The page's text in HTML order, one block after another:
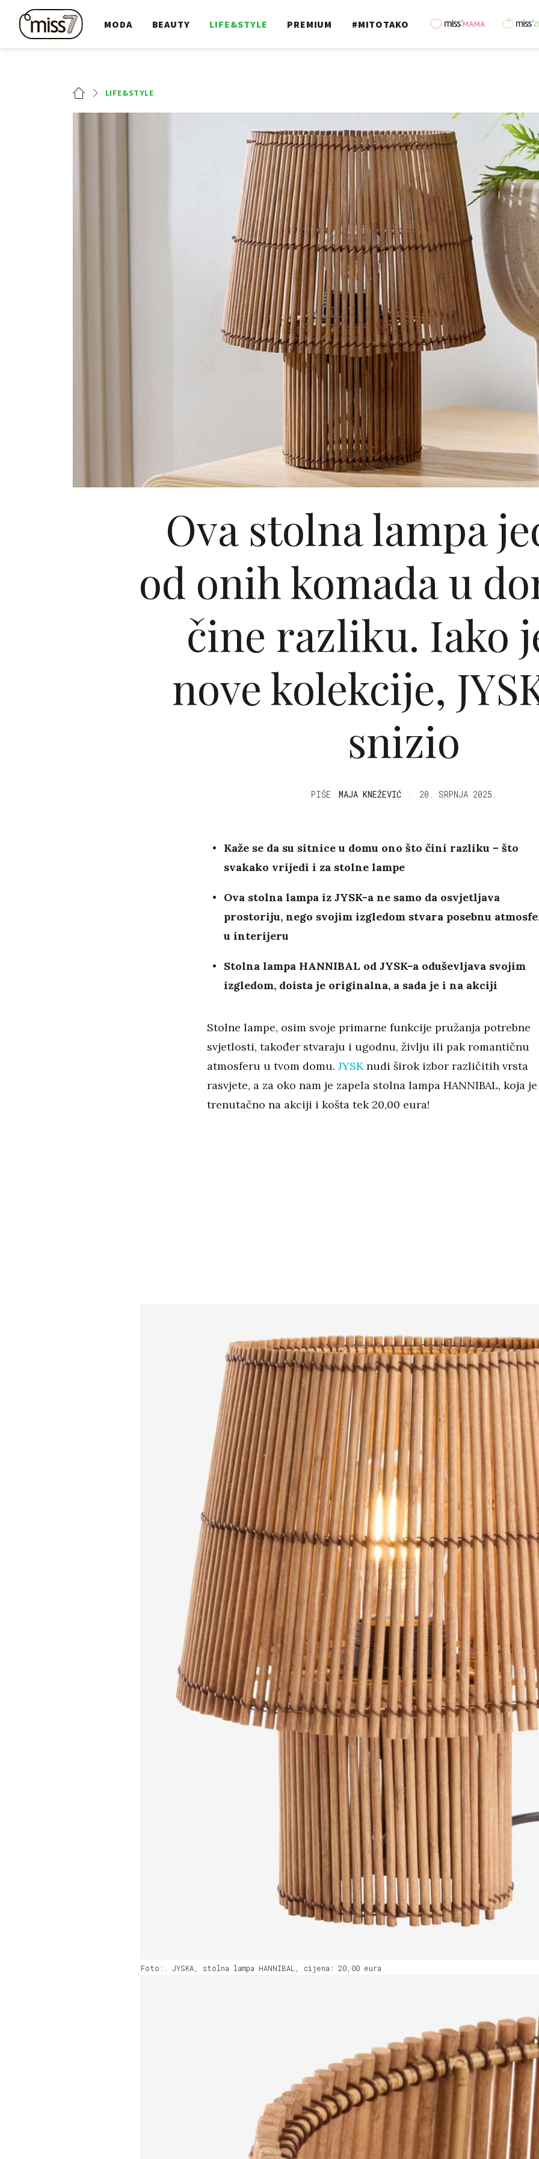
MODA BEAUTY LIFE&STYLE PREMIUM #MITOTAKO
LIFE&STYLE
Ova stolna lampa
od onih komada u
čine razliku. Iako
nove kolekcije,
snizio
PIŠE MAJA KNEŽEVIĆ 20. SRPNJA 2025.
Kaže se da su sitnice u domu ono što čini razliku – što
svakako vrijedi i za stolne lampe
Ova stolna lampa iz JYSK-a ne samo da osvjetljava
prostoriju, nego svojim izgledom stvara posebnu
u interijeru
Stolna lampa HANNIBAL od JYSK-a oduševljava svojim
izgledom, doista je originalna, a sada je i na akciji
Stolne lampe, osim svoje primarne funkcije pružanja potrebne
svjetlosti, također stvaraju i ugodnu, življu ili pak romantičnu
atmosferu u tvom domu. JYSKnudi širok izbor različitih vrsta
rasvjete, a za oko nam je zapela stolna lampa HANNIBAL, koja je
trenutačno na akciji i košta tek 20,00 eura!
Foto:. JYSKA, stolna lampa HANNIBAL, cijena: 20,00 eura